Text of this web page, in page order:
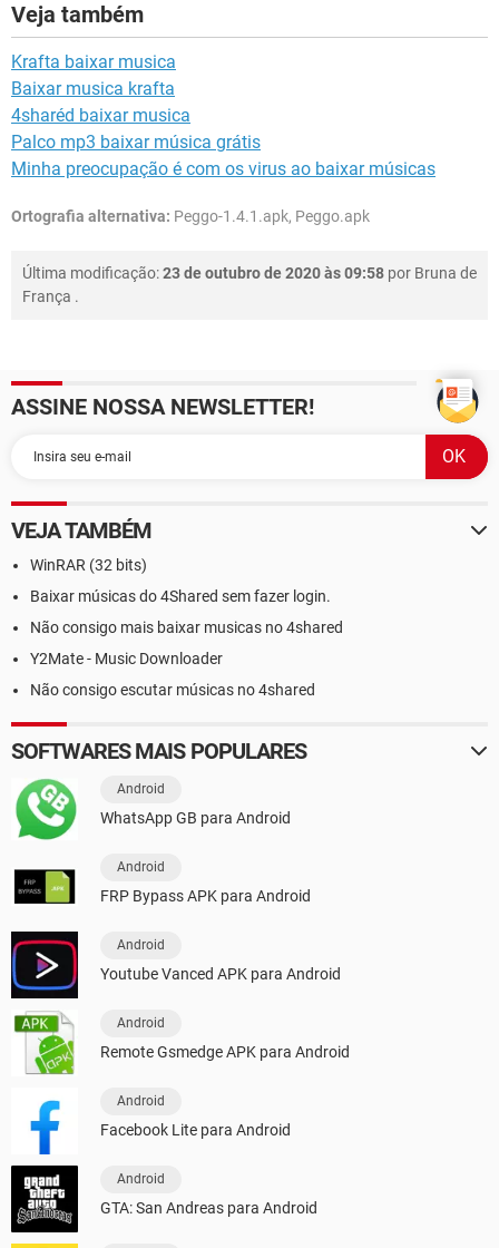
Veja também
Krafta baixar musica
Baixar musica krafta
4sharéd baixar musica
Palco mp3 baixar música grátis
Minha preocupação é com os virus ao baixar músicas
Ortografia alternativa: Peggo-1.4.1.apk, Peggo.apk
Última modificação:23 de outubro de 2020 às 09:58 por Bruna de
França .
ASSINE NOSSA NEWSLETTER!
VEJA TAMBÉM
WinRAR (32 bits)
Baixar músicas do 4Shared sem fazer login.
Não consigo mais baixar musicas no 4shared
Y2Mate - Music Downloader
Não consigo escutar músicas no 4shared
SOFTWARES MAIS POPULARES
Android
WhatsApp GB para Android
Android
FRP Bypass APK para Android
Android
Youtube Vanced APK para Android
Android
Remote Gsmedge APK para Android
Android
Facebook Lite para Android
Android
GTA: San Andreas para Android